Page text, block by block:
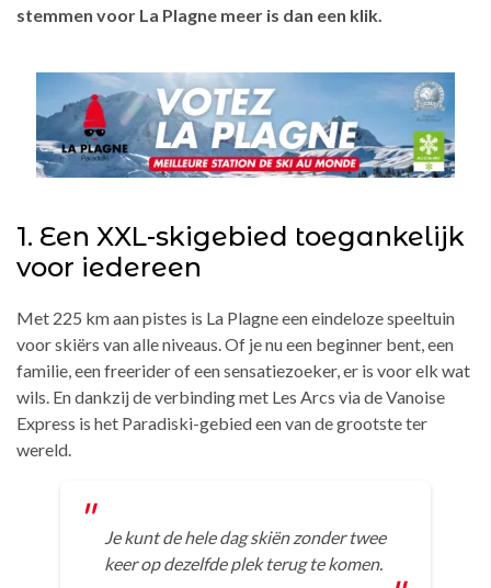
stemmen voor La Plagne meer is dan een klik.
1. Een XXL-skigebied toegankelijk
voor iedereen
Met 225 km aan pistes is La Plagne een eindeloze speeltuin
voor skiërs van alle niveaus. Of je nu een beginner bent, een
familie, een freerider of een sensatiezoeker, er is voor elk wat
wils. En dankzij de verbinding met Les Arcs via de Vanoise
Express is het Paradiski-gebied een van de grootste ter
wereld.
Je kunt de hele dag skiën zonder twee
keer op dezelfde plek terug te komen.